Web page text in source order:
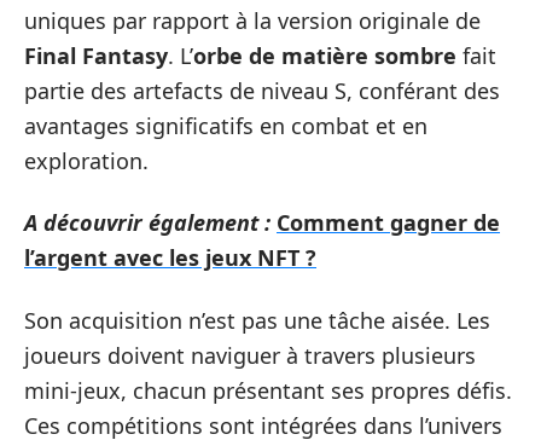
uniques par rapport à la version originale de
Final Fantasy. L’orbe de matière sombre fait
partie des artefacts de niveau S, conférant des
avantages significatifs en combat et en
exploration.
A découvrir également : Comment gagner de
l’argent avec les jeux NFT ?
Son acquisition n’est pas une tâche aisée. Les
joueurs doivent naviguer à travers plusieurs
mini-jeux, chacun présentant ses propres défis.
Ces compétitions sont intégrées dans l’univers